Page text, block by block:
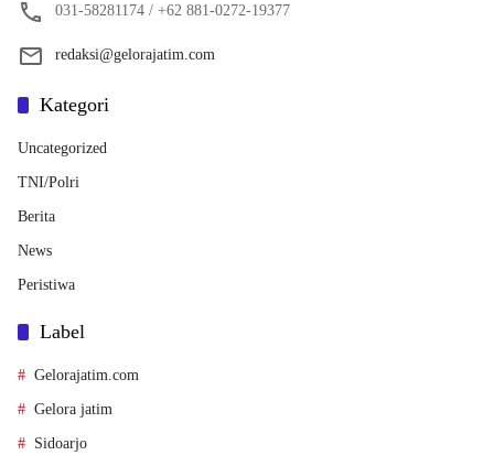
031-58281174 / +62 881-0272-19377
redaksi@gelorajatim.com
Kategori
Uncategorized
TNI/Polri
Berita
News
Peristiwa
Label
Gelorajatim.com
Gelora jatim
Sidoarjo